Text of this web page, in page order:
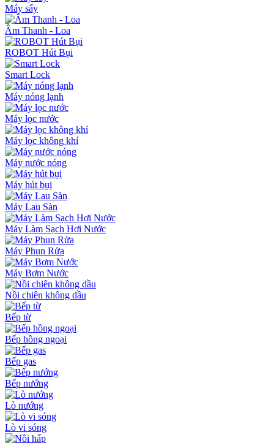
Máy sấy
Âm Thanh - Loa
ROBOT Hút Bụi
Smart Lock
Máy nóng lạnh
Máy lọc nước
Máy lọc không khí
Máy nước nóng
Máy hút bụi
Máy Lau Sàn
Máy Làm Sạch Hơi Nước
Máy Phun Rửa
Máy Bơm Nước
Nồi chiên không dầu
Bếp từ
Bếp hồng ngoại
Bếp gas
Bếp nướng
Lò nướng
Lò vi sóng